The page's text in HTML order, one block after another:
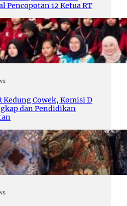
Pencopotan 12 Ketua RT
Kedung Cowek, Komisi D
dan Pendidikan